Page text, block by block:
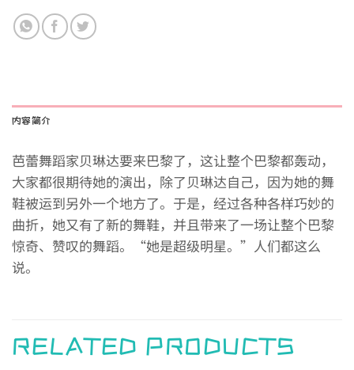
内容简介
芭蕾舞蹈家贝琳达要来巴黎了，这让整个巴黎都轰动，
大家都很期待她的演出，除了贝琳达自己，因为她的舞
鞋被运到另外一个地方了。于是，经过各种各样巧妙的
曲折，她又有了新的舞鞋，并且带来了一场让整个巴黎
惊奇、赞叹的舞蹈。“她是超级明星。”人们都这么
说。
RELATED PRODUCTS